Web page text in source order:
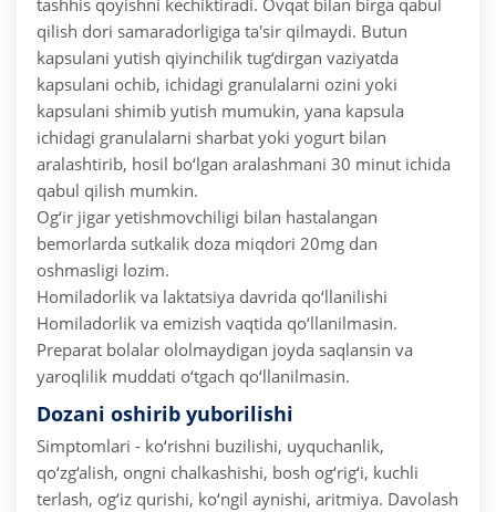
tashhis qoyishni kechiktiradi. Ovqat bilan birga qabul
qilish dori samaradorligiga ta'sir qilmaydi. Butun
kapsulani yutish qiyinchilik tug‘dirgan vaziyatda
kapsulani ochib, ichidagi granulalarni ozini yoki
kapsulani shimib yutish mumukin, yana kapsula
ichidagi granulalarni sharbat yoki yogurt bilan
aralashtirib, hosil bo‘lgan aralashmani 30 minut ichida
qabul qilish mumkin.
Og‘ir jigar yetishmovchiligi bilan hastalangan
bemorlarda sutkalik doza miqdori 20mg dan
oshmasligi lozim.
Homiladorlik va laktatsiya davrida qo‘llanilishi
Homiladorlik va emizish vaqtida qo‘llanilmasin.
Preparat bolalar ololmaydigan joyda saqlansin va
yaroqlilik muddati o‘tgach qo‘llanilmasin.
Dozani oshirib yuborilishi
Simptomlari - ko‘rishni buzilishi, uyquchanlik,
qo‘zg‘alish, ongni chalkashishi, bosh og‘rig‘i, kuchli
terlash, og‘iz qurishi, ko‘ngil aynishi, aritmiya. Davolash